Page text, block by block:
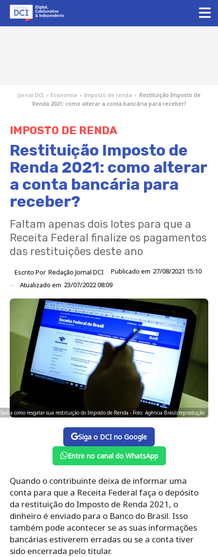
Jornal DCI › Economia › Imposto de renda › Restituição Imposto de
Renda 2021: como alterar a conta bancária para receber?
IMPOSTO DE RENDA
Restituição Imposto de
Renda 2021: como alterar
a conta bancária para
receber?
Faltam apenas dois lotes para que a
Receita Federal finalize os pagamentos
das restituições deste ano
Escrito Por Redação Jornal DCI Publicado em 27/08/2021 15:10
Atualizado em 23/07/2022 08:09
Saiba como resgatar sua restituição do Imposto de Renda - Foto: Agência Brasil/reprodução
Siga o DCI no Google
Entre no canal do WhatsApp
Quando o contribuinte deixa de informar uma
conta para que a Receita Federal faça o depósito
da restituição do Imposto de Renda 2021, o
dinheiro é enviado para o Banco do Brasil. Isso
também pode acontecer se as suas informações
bancárias estiverem erradas ou se a conta tiver
sido encerrada pelo titular.